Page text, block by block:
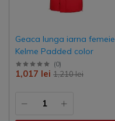
Geaca lunga iarna femeie
Kelme Padded color
(0)
1,210 lei
1,017 lei